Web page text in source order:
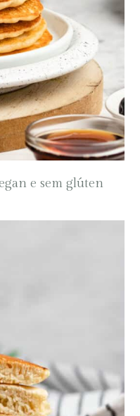
e sem glúten